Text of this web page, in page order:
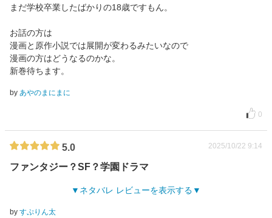
まだ学校卒業したばかりの18歳ですもん。
お話の方は
漫画と原作小説では展開が変わるみたいなので
漫画の方はどうなるのかな。
新巻待ちます。
by あやのまにまに
0
5.0 2025/10/22 9:14
ファンタジー？SF？学園ドラマ
ネタバレ レビューを表示する
by すぷりん太